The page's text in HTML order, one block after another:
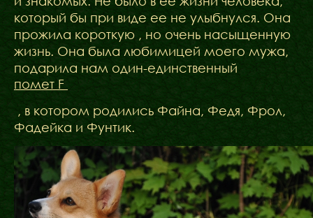
который бы при виде ее не улыбнулся. Она
прожила короткую , но очень насыщенную
жизнь. Она была любимицей моего мужа,
подарила нам один-единственный
помет F
, в котором родились Файна, Федя, Фрол,
Фадейка и Фунтик.